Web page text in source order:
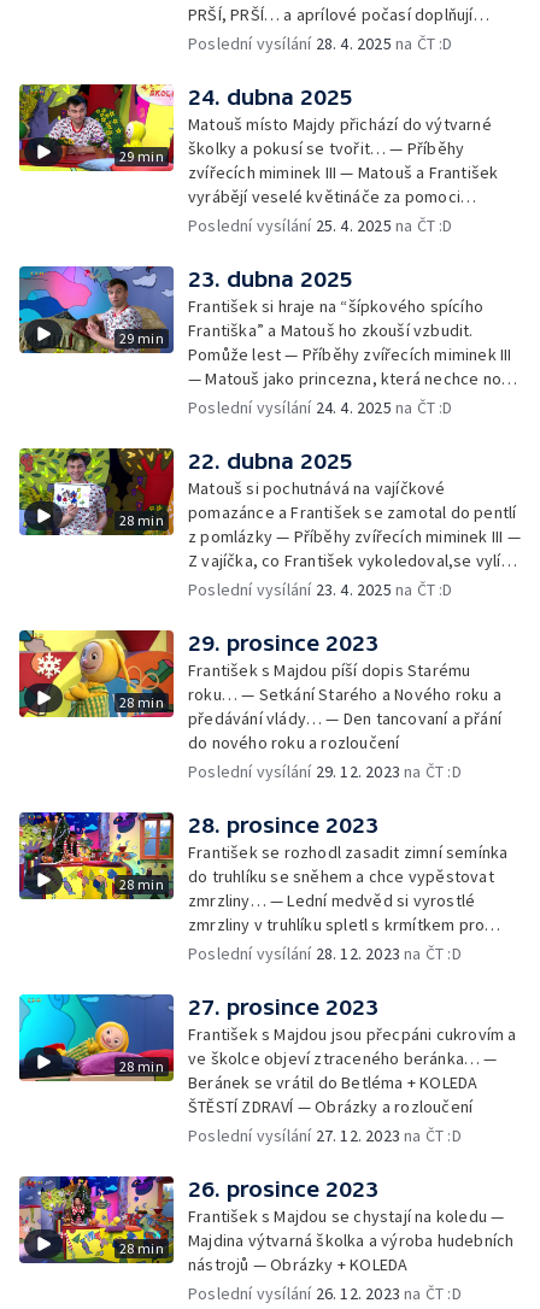
PRŠÍ, PRŠÍ… a aprílové počasí doplňují
deštěm… — Cvoček astronautem —
Poslední vysílání 28. 4. 2025 na ČT :D
29 min
24. dubna 2025
Matouš místo Majdy přichází do výtvarné
školky a pokusí se tvořit… — Příběhy
zvířecích miminek III — Matouš a František
vyrábějí veselé květináče za pomoci
skořápek z velikonočních vajíček… —
obrázky + rozloučení
Poslední vysílání 25. 4. 2025 na ČT :D
29 min
23. dubna 2025
František si hraje na “šípkového spícího
Františka” a Matouš ho zkouší vzbudit.
Pomůže lest — Příběhy zvířecích miminek III
— Matouš jako princezna, která nechce nosit
brýle… — Cvoček astronautem — Nestyďte
Poslední vysílání 24. 4. 2025 na ČT :D
28 min
22. dubna 2025
Matouš si pochutnává na vajíčkové
pomazánce a František se zamotal do pentlí
z pomlázky — Příběhy zvířecích miminek III —
Z vajíčka, co František vykoledoval,se vylíhl
drak. Nejí princezny, ale miluje vajíčkovou
Rozloučení
Poslední vysílání 23. 4. 2025 na ČT :D
28 min
29. prosince 2023
František s Majdou píší dopis Starému
roku… — Setkání Starého a Nového roku a
předávání vlády… — Den tancovaní a přání
do nového roku a rozloučení
Poslední vysílání 29. 12. 2023 na ČT :D
28 min
28. prosince 2023
František se rozhodl zasadit zimní semínka
do truhlíku se sněhem a chce vypěstovat
zmrzliny… — Lední medvěd si vyrostlé
zmrzliny v truhlíku spletl s krmítkem pro
medvědy… — Kompas od medvěda +
Poslední vysílání 28. 12. 2023 na ČT :D
28 min
27. prosince 2023
František s Majdou jsou přecpáni cukrovím a
ve školce objeví ztraceného beránka… —
Beránek se vrátil do Betléma + KOLEDA
ŠTĚSTÍ ZDRAVÍ — Obrázky a rozloučení
Poslední vysílání 27. 12. 2023 na ČT :D
28 min
26. prosince 2023
František s Majdou se chystají na koledu —
Majdina výtvarná školka a výroba hudebních
nástrojů — Obrázky + KOLEDA
Poslední vysílání 26. 12. 2023 na ČT :D